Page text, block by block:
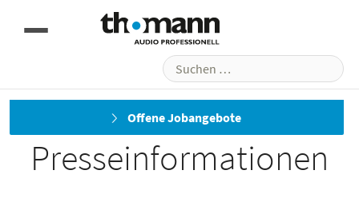
Offene Jobangebote
Aktuelle
Presseinformationen